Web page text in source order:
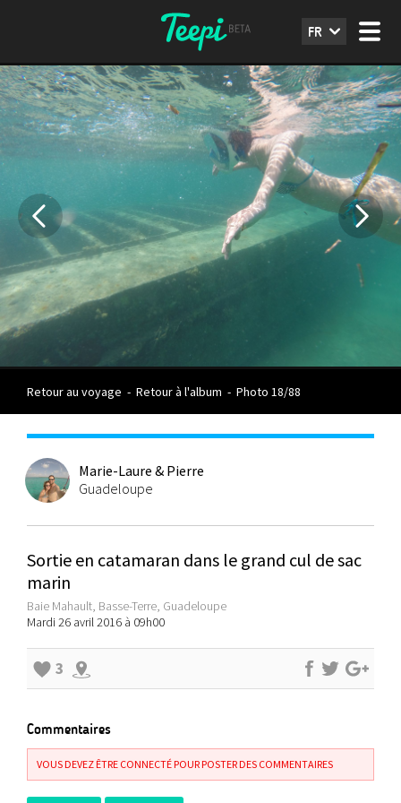
FR
Retour au voyage - Retour à l'album - Photo 18/88
Marie-Laure & Pierre
Guadeloupe
Sortie en catamaran dans le grand cul de sac
marin
Baie Mahault, Basse-Terre, Guadeloupe
Mardi 26 avril 2016 à 09h00
3
Commentaires
VOUS DEVEZ ÊTRE CONNECTÉ POUR POSTER DES COMMENTAIRES